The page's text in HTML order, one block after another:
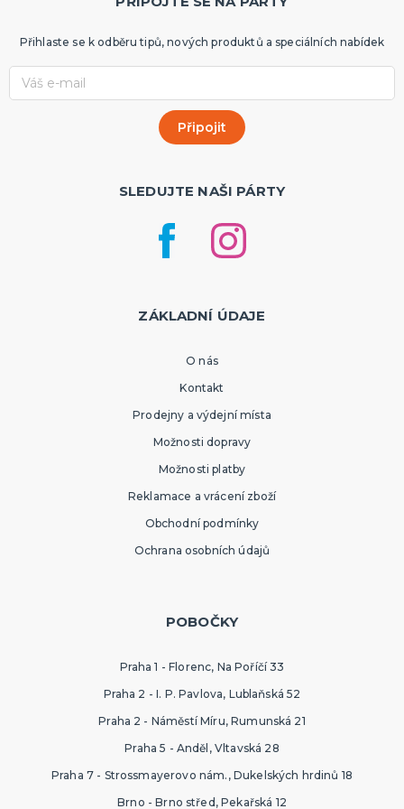
Přihlaste se k odběru tipů, nových produktů a speciálních nabídek
SLEDUJTE NAŠI PÁRTY
ZÁKLADNÍ ÚDAJE
O nás
Kontakt
Prodejny a výdejní místa
Možnosti dopravy
Možnosti platby
Reklamace a vrácení zboží
Obchodní podmínky
Ochrana osobních údajů
POBOČKY
Praha 1 - Florenc, Na Poříčí 33
Praha 2 - I. P. Pavlova, Lublaňská 52
Praha 2 - Náměstí Míru, Rumunská 21
Praha 5 - Anděl, Vltavská 28
Praha 7 - Strossmayerovo nám., Dukelských hrdinů 18
Brno - Brno střed, Pekařská 12